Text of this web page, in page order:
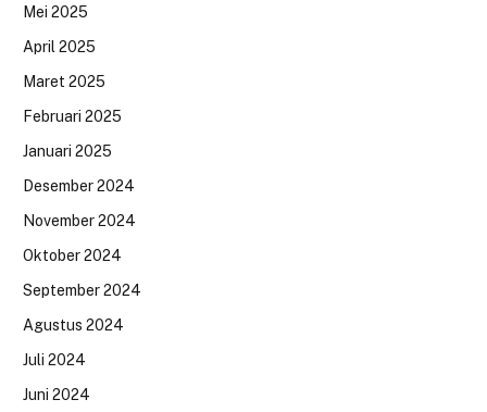
Mei 2025
April 2025
Maret 2025
Februari 2025
Januari 2025
Desember 2024
November 2024
Oktober 2024
September 2024
Agustus 2024
Juli 2024
Juni 2024